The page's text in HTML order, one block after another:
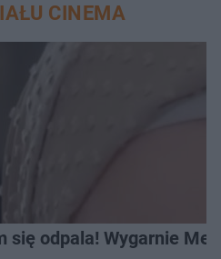
CINEMA
się odpala! Wygarnie